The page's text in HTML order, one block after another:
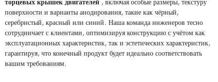
торцевых крышек двигателей , включая особые размеры, текстуру
поверхности и варианты анодирования, такие как чёрный,
серебристый, красный или синий. Наша команда инженеров тесно
сотрудничает с клиентами, оптимизируя конструкцию с учётом как
эксплуатационных характеристик, так и эстетических характеристик,
гарантируя, что конечный продукт будет идеально соответствовать
вашим требованиям.